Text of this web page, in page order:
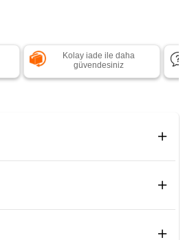
Kolay iade ile daha
güvendesiniz